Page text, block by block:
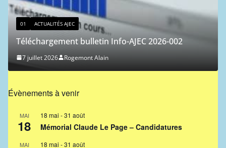
01 ACTUALITÉS AJEC
Téléchargement bulletin Info-AJEC 2026-002
7 juillet 2026 Rogemont Alain
Évènements à venir
MAI
18
18 mai -31 août
Mémorial Claude Le Page – Candidatures
MAI 18 mai -31 août